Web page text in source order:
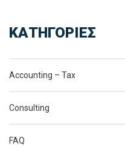
ΚΑΤΗΓΟΡΙΕΣ
Accounting – Tax
Consulting
FAQ